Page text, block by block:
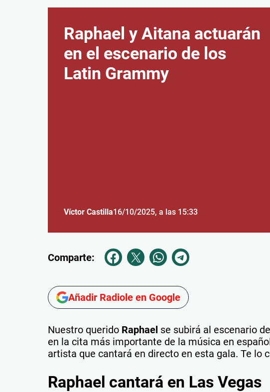
Raphael y Aitana actuarán
en el escenario de los
Latin Grammy
Víctor Castilla16/10/2025, a las 15:33
Comparte:
Añadir Radiole en Google
Nuestro querido Raphael se subirá al escenario
en la cita más importante de la música en
artista que cantará en directo en esta gala. Te lo
Raphael cantará en Las Vegas